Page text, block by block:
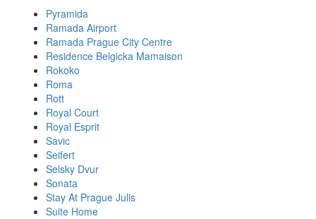
Pyramida
Ramada Airport
Ramada Prague City Centre
Residence Belgicka Mamaison
Rokoko
Roma
Rott
Royal Court
Royal Esprit
Savic
Seifert
Selsky Dvur
Sonata
Stay At Prague Julis
Suite Home